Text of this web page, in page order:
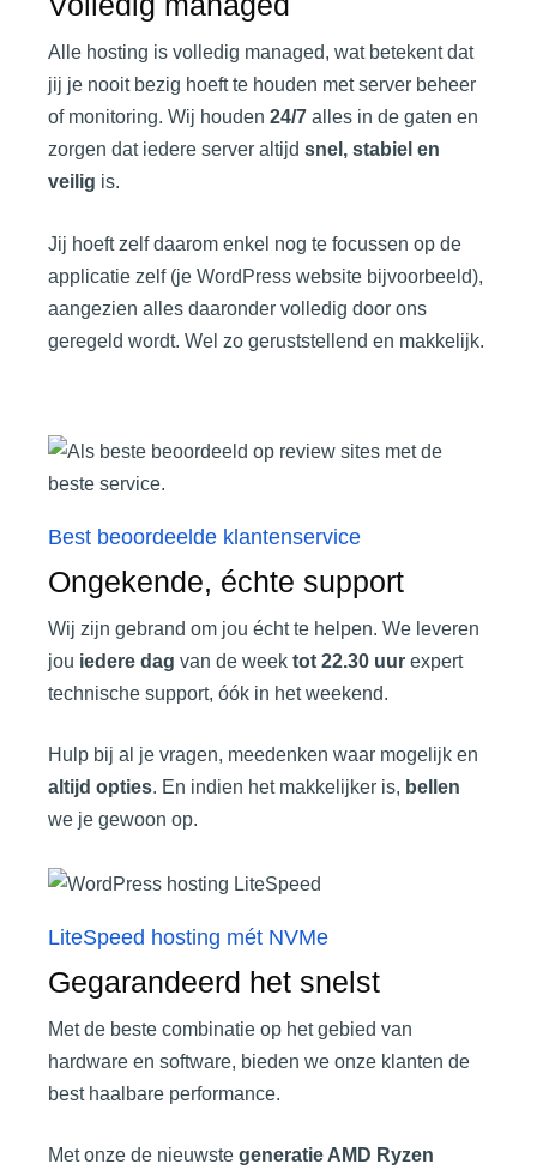
Alle hosting is volledig managed, wat betekent dat
jij je nooit bezig hoeft te houden met server beheer
of monitoring. Wij houden 24/7 alles in de gaten en
zorgen dat iedere server altijd snel, stabiel en
veilig is.
Jij hoeft zelf daarom enkel nog te focussen op de
applicatie zelf (je WordPress website bijvoorbeeld),
aangezien alles daaronder volledig door ons
geregeld wordt. Wel zo geruststellend en makkelijk.
Best beoordeelde klantenservice
Ongekende, échte support
Wij zijn gebrand om jou écht te helpen. We leveren
jou iedere dag van de week tot 22.30 uur expert
technische support, óók in het weekend.
Hulp bij al je vragen, meedenken waar mogelijk en
altijd opties. En indien het makkelijker is, bellen
we je gewoon op.
LiteSpeed hosting mét NVMe
Gegarandeerd het snelst
Met de beste combinatie op het gebied van
hardware en software, bieden we onze klanten de
best haalbare performance.
Met onze de nieuwste generatie AMD Ryzen